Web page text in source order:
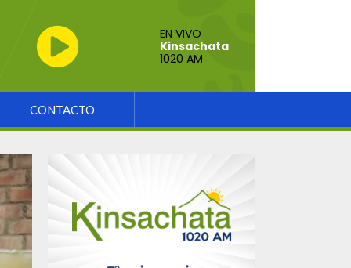
EN VIVO
Kinsachata
1020 AM
CONTACTO